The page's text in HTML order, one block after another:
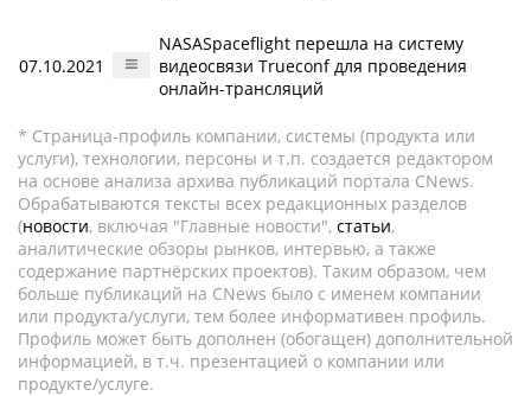
07.10.2021
NASASpaceflight перешла на систему
видеосвязи Trueconf для проведения
онлайн-трансляций
* Страница-профиль компании, системы (продукта или
услуги), технологии, персоны и т.п. создается редактором
на основе анализа архива публикаций портала CNews.
Обрабатываются тексты всех редакционных разделов
(новости, включая "Главные новости", статьи,
аналитические обзоры рынков, интервью, а также
содержание партнёрских проектов). Таким образом, чем
больше публикаций на CNews было с именем компании
или продукта/услуги, тем более информативен профиль.
Профиль может быть дополнен (обогащен) дополнительной
информацией, в т.ч. презентацией о компании или
продукте/услуге.